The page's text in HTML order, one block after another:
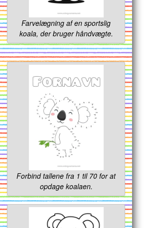
Farvelægning af en sportslig
koala, der bruger håndvægte.
Forbind tallene fra 1 til 70 for at
opdage koalaen.